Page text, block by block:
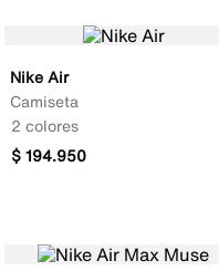
Nike Air
Camiseta
2 colores
$194.950